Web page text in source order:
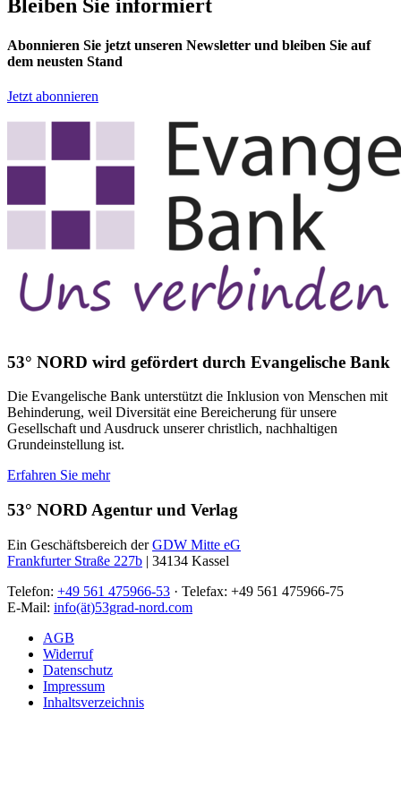
Bleiben Sie informiert
Abonnieren Sie jetzt unseren Newsletter und bleiben Sie auf
dem neusten Stand
Jetzt abonnieren
53° NORD wird gefördert durch Evangelische Bank
Die Evangelische Bank unterstützt die Inklusion von Menschen mit
Behinderung, weil Diversität eine Bereicherung für unsere
Gesellschaft und Ausdruck unserer christlich, nachhaltigen
Grundeinstellung ist.
Erfahren Sie mehr
53° NORD Agentur und Verlag
Ein Geschäftsbereich derGDW Mitte eG
Frankfurter Straße 227b | 34134 Kassel
Telefon: +49 561 475966-53 · Telefax: +49 561 475966-75
E-Mail: info(ät)53grad-nord.com
AGB
Widerruf
Datenschutz
Impressum
Inhaltsverzeichnis